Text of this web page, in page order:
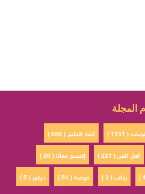
المجلة
أخبار الخليج ( 868 ) ( 1151 )
إتفسح معانا ( 26 )
أهل الفن ( 221 )
ديكور ( 5 )
موضة ( 54 ) زفاف ( 3 )